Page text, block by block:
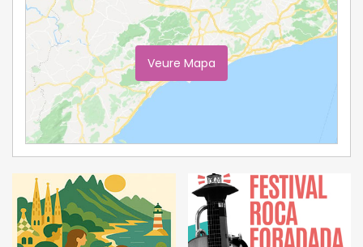
Veure Mapa